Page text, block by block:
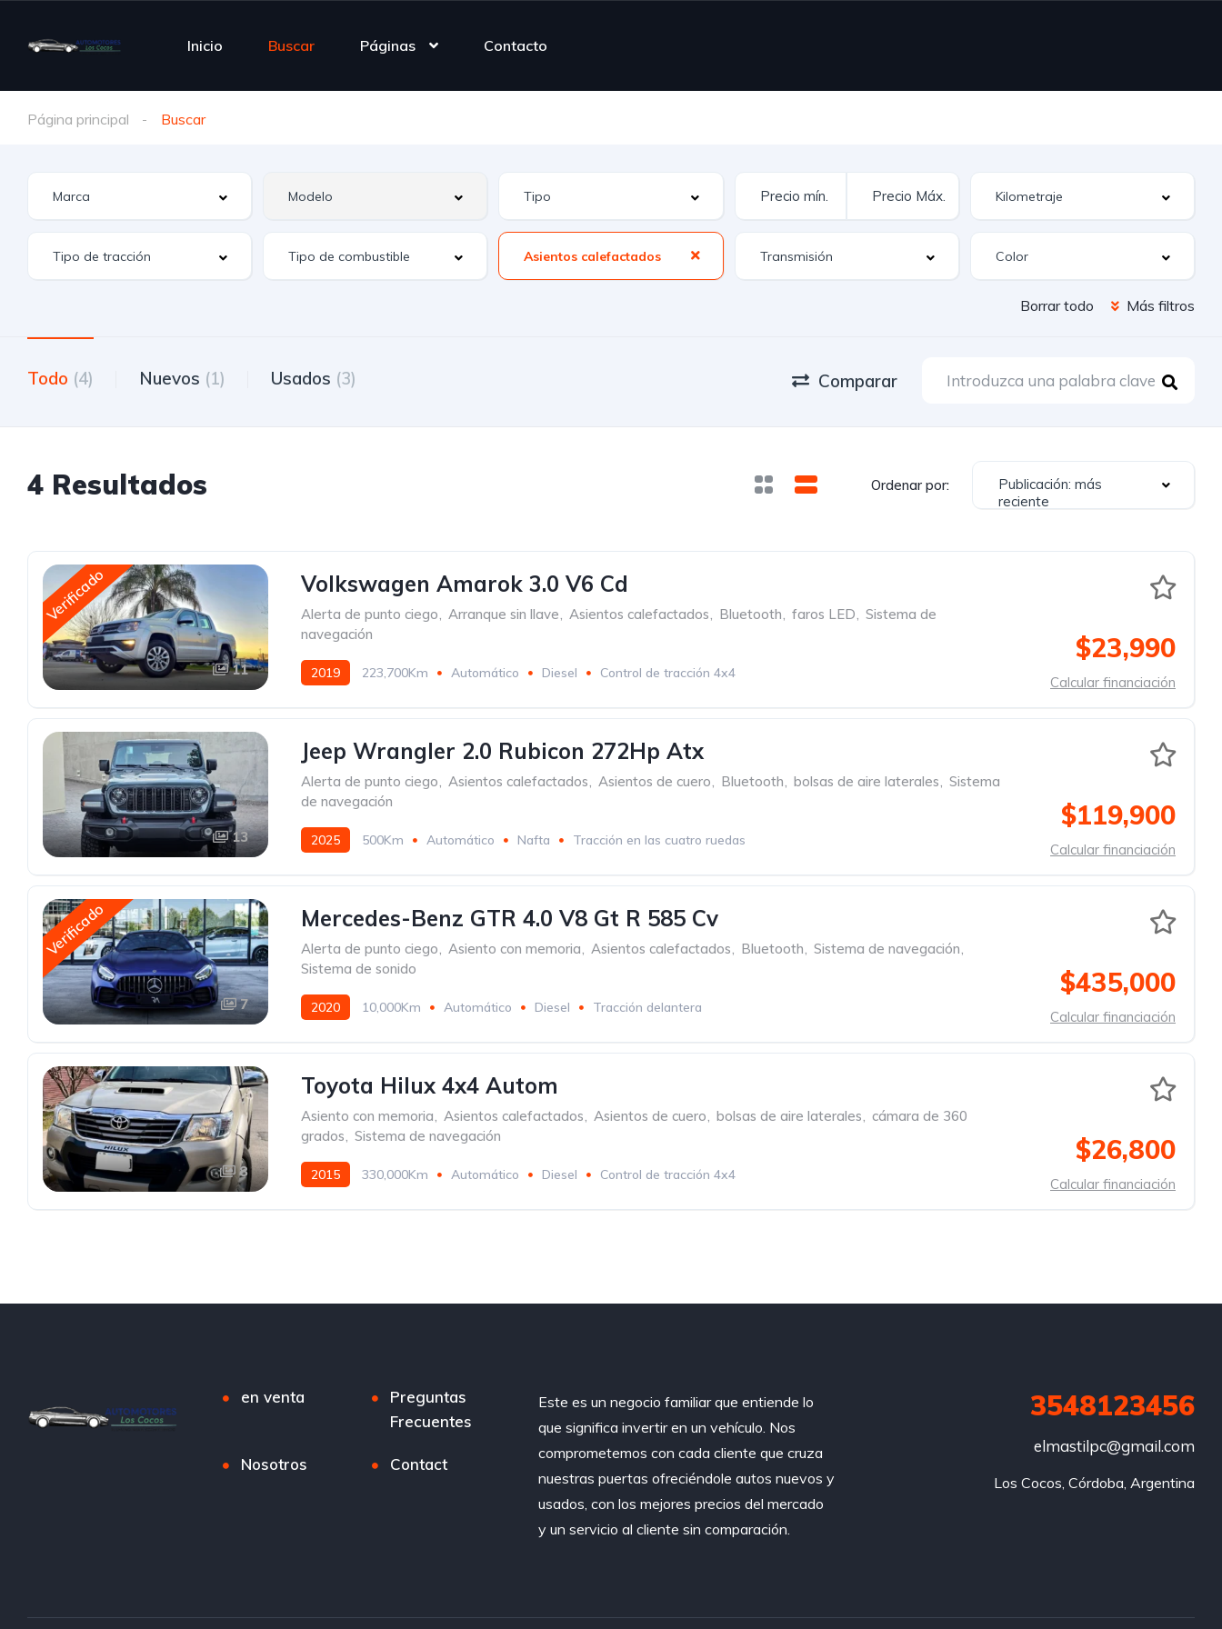
Inicio Buscar Páginas Contacto
Página principal Buscar
Asientos calefactados
Borrar todo Más filtros
Todo (4) Nuevos (1) Usados (3) Comparar
4 Resultados Ordenar por:
Publicación: más
reciente
Verificado
11
Volkswagen Amarok 3.0 V6 Cd
Alerta de punto ciego, Arranque sin llave, Asientos calefactados, Bluetooth, faros LED, Sistema de
navegación
2019 223,700Km Automático Diesel Control de tracción 4x4
$23,990
Calcular financiación
13
Jeep Wrangler 2.0 Rubicon 272Hp Atx
Alerta de punto ciego, Asientos calefactados, Asientos de cuero, Bluetooth, bolsas de aire laterales, Sistema
de navegación
2025 500Km Automático Nafta Tracción en las cuatro ruedas
$119,900
Calcular financiación
Verificado
7
Mercedes-Benz GTR 4.0 V8 Gt R 585 Cv
Alerta de punto ciego, Asiento con memoria, Asientos calefactados, Bluetooth, Sistema de navegación,
Sistema de sonido
2020 10,000Km Automático Diesel Tracción delantera
$435,000
Calcular financiación
8
Toyota Hilux 4x4 Autom
Asiento con memoria, Asientos calefactados, Asientos de cuero, bolsas de aire laterales, cámara de 360 ​​
grados, Sistema de navegación
2015 330,000Km Automático Diesel Control de tracción 4x4
$26,800
Calcular financiación
en venta
Preguntas
Frecuentes
Nosotros Contact
Este es un negocio familiar que entiende lo
que significa invertir en un vehículo. Nos
comprometemos con cada cliente que cruza
nuestras puertas ofreciéndole autos nuevos y
usados, con los mejores precios del mercado
y un servicio al cliente sin comparación.
3548123456
elmastilpc@gmail.com
Los Cocos, Córdoba, Argentina